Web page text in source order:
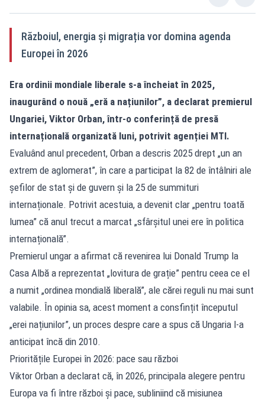
Războiul, energia și migrația vor domina agenda
Europei în 2026
Era ordinii mondiale liberale s-a încheiat în 2025,
inaugurând o nouă „eră a națiunilor”, a declarat premierul
Ungariei, Viktor Orban, într-o conferință de presă
internațională organizată luni, potrivit agenției MTI.
Evaluând anul precedent, Orban a descris 2025 drept „un an
extrem de aglomerat”, în care a participat la 82 de întâlniri ale
șefilor de stat și de guvern și la 25 de summituri
internaționale. Potrivit acestuia, a devenit clar „pentru toată
lumea” că anul trecut a marcat „sfârșitul unei ere în politica
internațională”.
Premierul ungar a afirmat că revenirea lui Donald Trump la
Casa Albă a reprezentat „lovitura de grație” pentru ceea ce el
a numit „ordinea mondială liberală”, ale cărei reguli nu mai sunt
valabile. În opinia sa, acest moment a consfințit începutul
„erei națiunilor”, un proces despre care a spus că Ungaria l-a
anticipat încă din 2010.
Prioritățile Europei în 2026: pace sau război
Viktor Orban a declarat că, în 2026, principala alegere pentru
Europa va fi între război și pace, subliniind că misiunea